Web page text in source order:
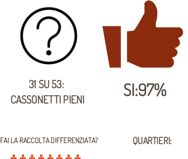
31 SU 53:
CASSONETTI PIENI
SI:97%
QUARTIERI:
FAI LA RACCOLTA DIFFERENZIATA?